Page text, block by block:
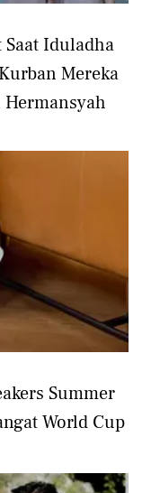
Iduladha
Mereka
Summer
World Cup